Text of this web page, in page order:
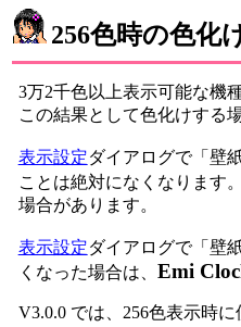
256色時の色化
3万2千色以上表示可能な機
この結果として色化けする
表示設定ダイアログで「壁
ことは絶対になくなります
場合があります。
表示設定ダイアログで「壁
くなった場合は、 Emi
V3.0.0 では、256色表示時